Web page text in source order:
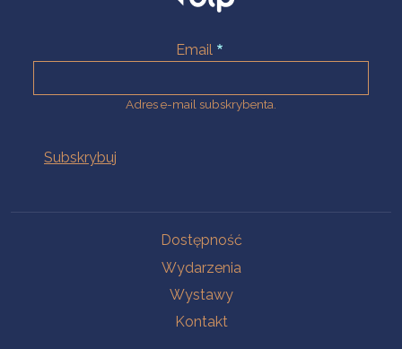
Email
Adres e-mail subskrybenta.
Dostępność
Wydarzenia
Wystawy
Kontakt